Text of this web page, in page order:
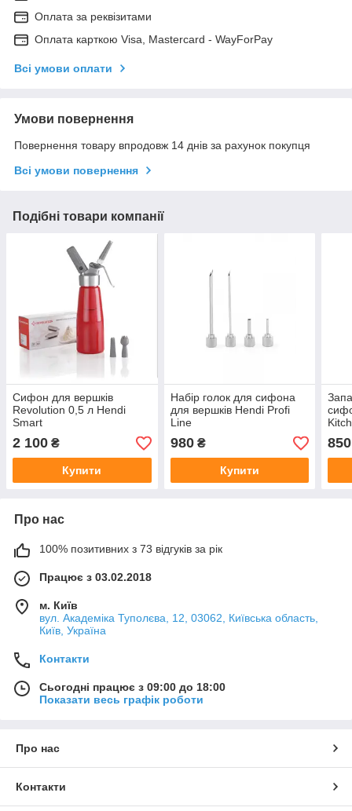
Оплата за реквізитами
Оплата карткою Visa, Mastercard - WayForPay
Всі умови оплати
Умови повернення
Повернення товару впродовж 14 днів за рахунок покупця
Всі умови повернення
Подібні товари компанії
Сифон для вершків
Revolution 0,5 л Hendi
Smart
2 100 ₴
Купити
Набір голок для сифона
для вершків Hendi Profi
Line
980₴
Купити
850
Про нас
100% позитивних з 73 відгуків за рік
Працює з 03.02.2018
м. Київ
вул. Академіка Туполєва, 12, 03062, Київська область,
Київ, Україна
Контакти
Сьогодні працює з 09:00 до 18:00
Показати весь графік роботи
Про нас
Контакти